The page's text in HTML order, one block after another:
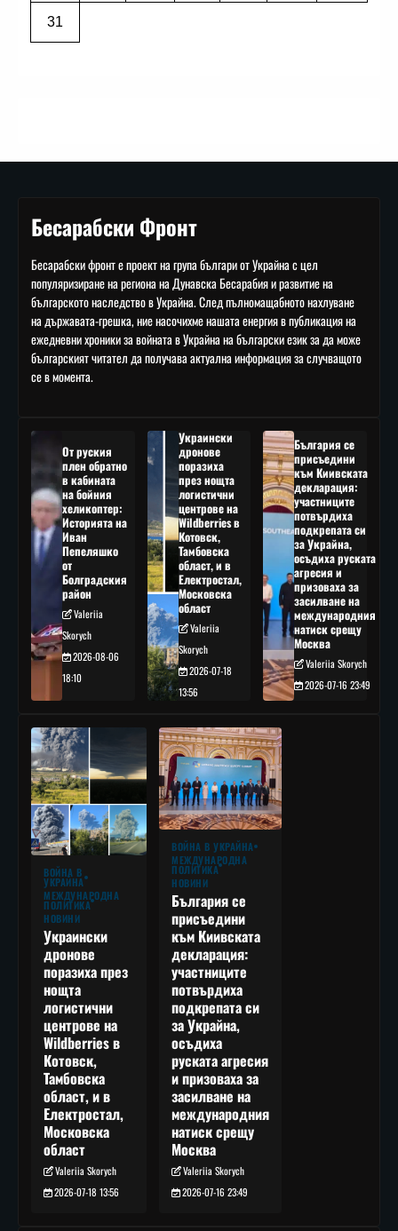
31
Бесарабски Фронт
Бесарабски фронт е проект на група българи от Украйна с цел
популяризиране на региона на Дунавска Бесарабия и развитие на
българското наследство в Украйна. След пълномащабното нахлуване
на държавата-грешка, ние насочихме нашата енергия в публикация на
ежедневни хроники за войната в Украйна на български език за да може
българският читател да получава актуална информация за случващото
се в момента.
От руския
плен обратно
в кабината
на бойния
хеликоптер:
Историята на
Иван
Пепеляшко
от
Болградския
район
Valeriia
Skorych
2026-08-06
18:10
Украински
дронове
поразиха
през нощта
логистични
центрове на
Wildberries в
Котовск,
Тамбовска
област, и в
Електростал,
Московска
област
Valeriia
Skorych
2026-07-18
13:56
България се
присъедини
към Киивската
декларация:
участниците
потвърдиха
подкрепата си
за Украйна,
осъдиха руската
агресия и
призоваха за
засилване на
международния
натиск срещу
Москва
Valeriia Skorych
2026-07-16 23:49
ВОЙНА В
УКРАЙНА
МЕЖДУНАРОДНА
ПОЛИТИКА
НОВИНИ
Украински
дронове
поразиха през
нощта
логистични
центрове на
Wildberries в
Котовск,
Тамбовска
област, и в
Електростал,
Московска
област
Valeriia Skorych
2026-07-18 13:56
ВОЙНА В УКРАЙНА
МЕЖДУНАРОДНА
ПОЛИТИКА
НОВИНИ
България се
присъедини
към Киивската
декларация:
участниците
потвърдиха
подкрепата си
за Украйна,
осъдиха
руската агресия
и призоваха за
засилване на
международния
натиск срещу
Москва
Valeriia Skorych
2026-07-16 23:49